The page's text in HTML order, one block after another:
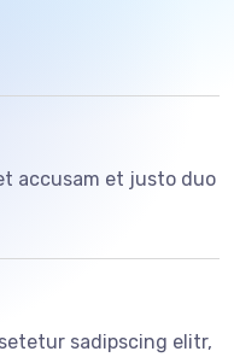
accusam et justo duo
sadipscing elitr,